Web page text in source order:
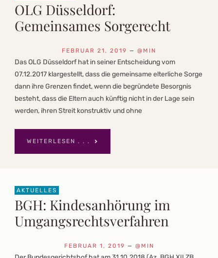
OLG Düsseldorf:
Gemeinsames Sorgerecht
FEBRUAR 21, 2019 — @MIN
Das OLG Düsseldorf hat in seiner Entscheidung vom
07.12.2017 klargestellt, dass die gemeinsame elterliche Sorge
dann ihre Grenzen findet, wenn die begründete Besorgnis
besteht, dass die Eltern auch künftig nicht in der Lage sein
werden, ihren Streit konstruktiv und ohne
WEITERLESEN . . .
AKTUELLES
BGH: Kindesanhörung im
Umgangsrechtsverfahren
FEBRUAR 1, 2019 — @MIN